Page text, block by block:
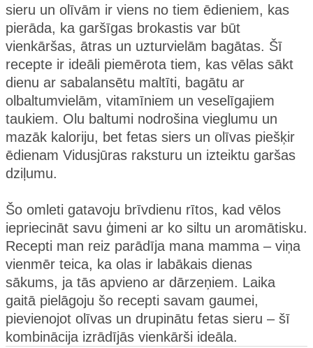
sieru un olīvām ir viens no tiem ēdieniem, kas
pierāda, ka garšīgas brokastis var būt
vienkāršas, ātras un uzturvielām bagātas. Šī
recepte ir ideāli piemērota tiem, kas vēlas sākt
dienu ar sabalansētu maltīti, bagātu ar
olbaltumvielām, vitamīniem un veselīgajiem
taukiem. Olu baltumi nodrošina vieglumu un
mazāk kaloriju, bet fetas siers un olīvas piešķir
ēdienam Vidusjūras raksturu un izteiktu garšas
dziļumu.
Šo omleti gatavoju brīvdienu rītos, kad vēlos
iepriecināt savu ģimeni ar ko siltu un aromātisku.
Recepti man reiz parādīja mana mamma – viņa
vienmēr teica, ka olas ir labākais dienas
sākums, ja tās apvieno ar dārzeņiem. Laika
gaitā pielāgoju šo recepti savam gaumei,
pievienojot olīvas un drupinātu fetas sieru – šī
kombinācija izrādījās vienkārši ideāla.